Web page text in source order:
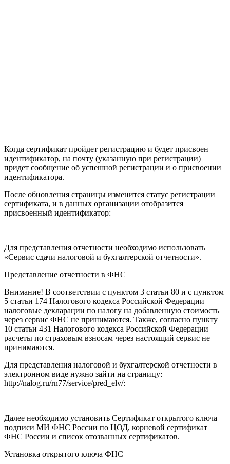
Когда сертификат пройдет регистрацию и будет присвоен
идентификатор, на почту (указанную при регистрации)
придет сообщение об успешной регистрации и о присвоении
идентификатора.
После обновления страницы изменится статус регистрации
сертификата, и в данных организации отобразится
присвоенный идентификатор:
Для представления отчетности необходимо использовать
«Сервис сдачи налоговой и бухгалтерской отчетности».
Представление отчетности в ФНС
Внимание! В соответствии с пунктом 3 статьи 80 и с пунктом
5 статьи 174 Налогового кодекса Российской Федерации
налоговые декларации по налогу на добавленную стоимость
через сервис ФНС не принимаются. Также, согласно пункту
10 статьи 431 Налогового кодекса Российской Федерации
расчеты по страховым взносам через настоящий сервис не
принимаются.
Для представления налоговой и бухгалтерской отчетности в
электронном виде нужно зайти на страницу:
http://nalog.ru/rn77/service/pred_elv/:
Далее необходимо установить Сертификат открытого ключа
подписи МИ ФНС России по ЦОД, корневой сертификат
ФНС России и список отозванных сертификатов.
Установка открытого ключа ФНС